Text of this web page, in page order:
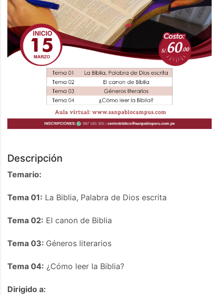
Descripción
Temario:
Tema 01: La Biblia, Palabra de Dios escrita
Tema 02: El canon de Biblia
Tema 03: Géneros literarios
Tema 04: ¿Cómo leer la Biblia?
Dirigido a: